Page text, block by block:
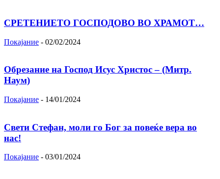
СРЕТЕНИЕТО ГОСПОДОВО ВО ХРАМОТ…
Покајание - 02/02/2024
Oбрезание на Господ Исус Христос – (Митр.
Наум)
Покајание - 14/01/2024
Свети Стефан, моли го Бог за повеќе вера во
нас!
Покајание - 03/01/2024